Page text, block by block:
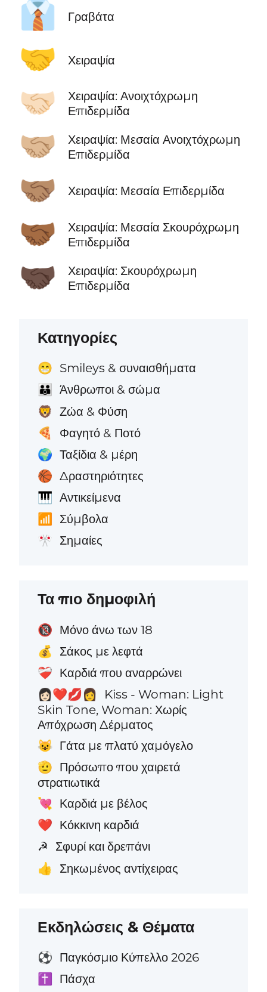
👔 Γραβάτα
🤝 Χειραψία
🤝🏻
Χειραψία: Ανοιχτόχρωμη
Επιδερμίδα
🤝🏼
Χειραψία: Μεσαία Ανοιχτόχρωμη
Επιδερμίδα
🤝🏽 Χειραψία: Μεσαία Επιδερμίδα
🤝🏾
Χειραψία: Μεσαία Σκουρόχρωμη
Επιδερμίδα
🤝🏿
Χειραψία: Σκουρόχρωμη
Επιδερμίδα
Κατηγορίες
😁 Smileys & συναισθήματα
👪 Άνθρωποι & σώμα
🦁 Ζώα & Φύση
🍕 Φαγητό & Ποτό
🌍 Ταξίδια & μέρη
🏀 Δραστηριότητες
🎹 Αντικείμενα
📶 Σύμβολα
🎌 Σημαίες
Τα πιο δημοφιλή
🔞 Μόνο άνω των 18
💰 Σάκος με λεφτά
❤️‍🩹 Καρδιά που αναρρώνει
👩🏻‍❤️‍💋‍👩
Kiss - Woman: Light
Skin Tone, Woman: Χωρίς
Απόχρωση Δέρματος
😺 Γάτα με πλατύ χαμόγελο
🫡 Πρόσωπο που χαιρετά
στρατιωτικά
💘 Καρδιά με βέλος
❤️ Κόκκινη καρδιά
☭ Σφυρί και δρεπάνι
👍 Σηκωμένος αντίχειρας
Εκδηλώσεις & Θέματα
⚽ Παγκόσμιο Κύπελλο 2026
✝️ Πάσχα